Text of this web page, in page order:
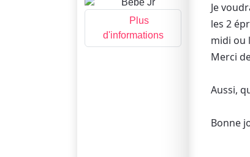
Plus
d'informations
Je
les 2
midi ou
Merci
Aussi,
Bonne